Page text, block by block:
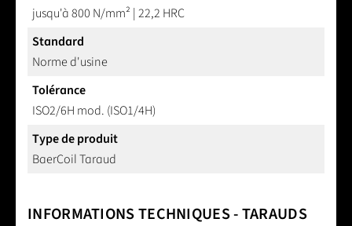
jusqu'à 800 N/mm² | 22,2 HRC
Standard
Norme d'usine
Tolérance
ISO2/6H mod. (ISO1/4H)
Type de produit
BaerCoil Taraud
INFORMATIONS TECHNIQUES - TARAUDS